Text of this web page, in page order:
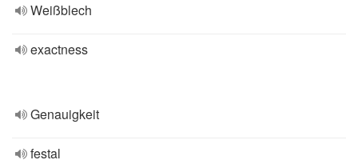
Weißblech
exactness
Genauigkeit
festal